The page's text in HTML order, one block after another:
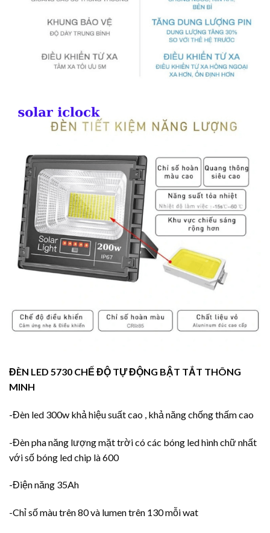
ĐÈN LED 5730 CHẾ ĐỘ TỰ ĐỘNG BẬT TẮT THÔNG
MINH
-Đèn led 300w khả hiệu suất cao , khả năng chống thấm cao
-Đèn pha năng lượng mặt trời có các bóng led hình chữ nhất
với số bóng led chip là 600
-Điện năng 35Ah
-Chỉ số màu trên 80 và lumen trên 130 mỗi wat